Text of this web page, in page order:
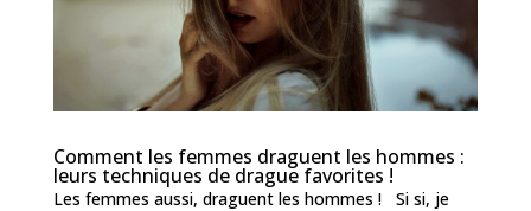
Comment les femmes draguent les hommes :
leurs techniques de drague favorites !
Les femmes aussi, draguent les hommes ! Si si, je